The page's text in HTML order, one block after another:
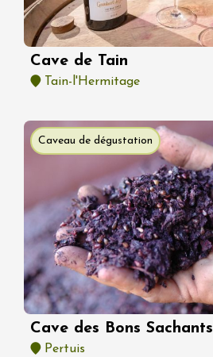
Cave de Tain
Tain-l'Hermitage
Caveau de dégustation
Cave des Bons Sachants
Pertuis